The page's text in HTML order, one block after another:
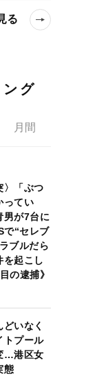
る
グ
月間
〉「ぶつ
ってい
男が7台に
“セレブ
ブルだら
を起こし
の逮捕》
どいなく
トプール
…港区女
態